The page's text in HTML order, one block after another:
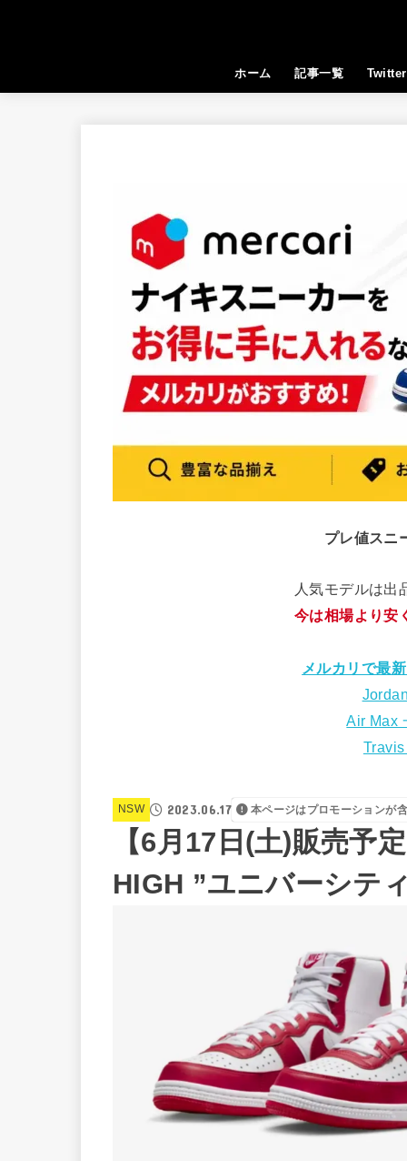
ホーム 記事一覧 Twitter
プレ値スニ
人気モデルは出
今は相場より安
メルカリで最
Air Max
NSW 2023.06.17 本ページはプロモーションが
【6月17日(土)販売予
HIGH ”ユニバーシテ